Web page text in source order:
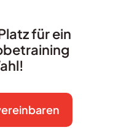
für ein